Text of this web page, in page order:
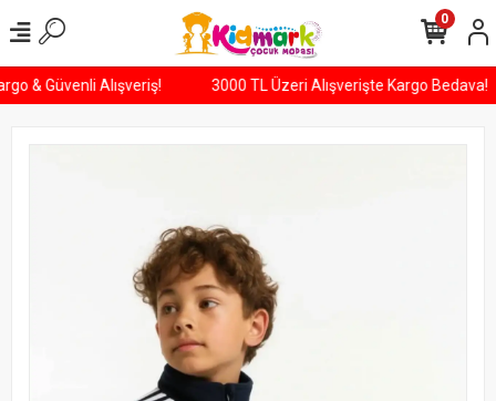
& Güvenli Alışveriş! 3000 TL Üzeri Alışverişte Kargo
0